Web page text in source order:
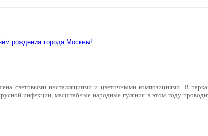
световыми инсталляциями и цветочными композициями. В
инфекции, масштабные народные гуляния в этом году